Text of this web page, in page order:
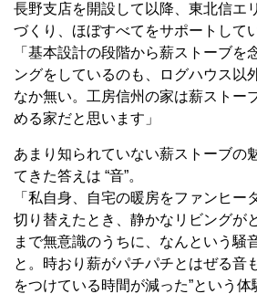
長野支店を開設して以降、東北信エ
づくり、ほぼすべてをサポートして
「基本設計の段階から薪ストーブを
ングをしているのも、ログハウス以
なか無い。工房信州の家は薪ストー
める家だと思います」
あまり知られていない薪ストーブの
てきた答えは “音”。
「私自身、自宅の暖房をファンヒー
切り替えたとき、静かなリビングが
まで無意識のうちに、なんという騒
と。時おり薪がパチパチとはぜる音
をつけている時間が減った”という